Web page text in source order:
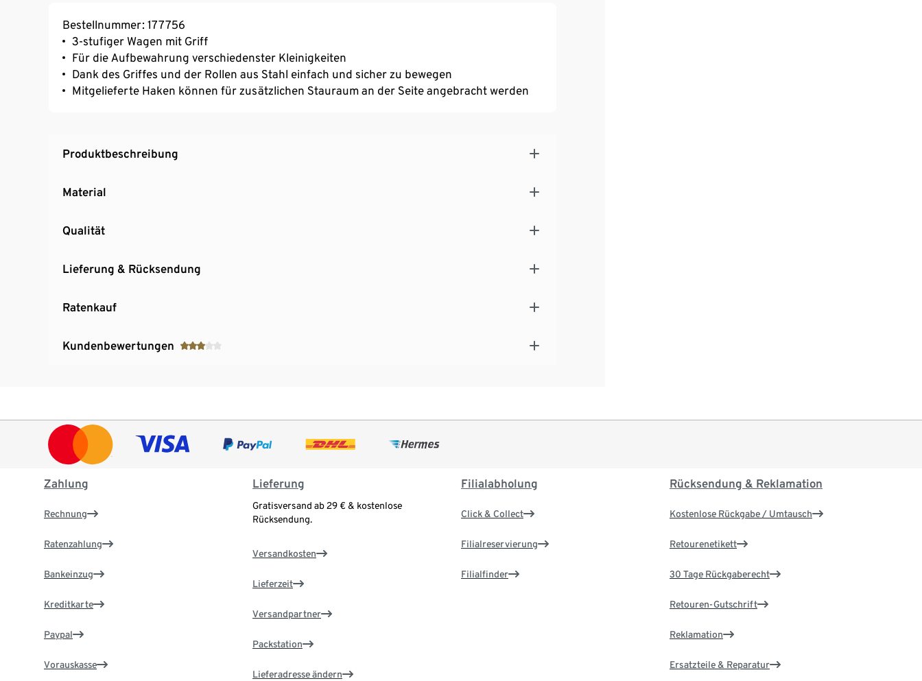
Bestellnummer: 177756
3-stufiger Wagen mit Griff
Für die Aufbewahrung verschiedenster Kleinigkeiten
Dank des Griffes und der Rollen aus Stahl einfach und sicher zu bewegen
Mitgelieferte Haken können für zusätzlichen Stauraum an der Seite angebracht werden
Produktbeschreibung
Material
Qualität
Lieferung & Rücksendung
Ratenkauf
Kundenbewertungen
Zahlung
Rechnung
Ratenzahlung
Bankeinzug
Kreditkarte
Paypal
Vorauskasse
Lieferung
Gratisversand ab 29 € & kostenlose
Rücksendung.
Versandkosten
Lieferzeit
Versandpartner
Packstation
Lieferadresse ändern
Filialabholung
Click & Collect
Filialreservierung
Filialfinder
Rücksendung & Reklamation
Kostenlose Rückgabe / Umtausch
Retourenetikett
30 Tage Rückgaberecht
Retouren-Gutschrift
Reklamation
Ersatzteile & Reparatur